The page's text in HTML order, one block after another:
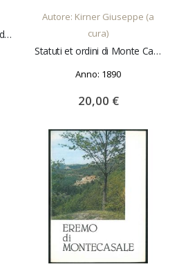
S. Gimignano. Historical and artistic guide. With 45 illustrations and a topographical map
Autore: Kirner Giuseppe (a
cura)
Statuti et ordini di Monte Castello contado di Pisa pubblicati per cura di Giuseppe Kirner.
Anno: 1890
20,00 €
AGGIUNGI AL CARRELLO